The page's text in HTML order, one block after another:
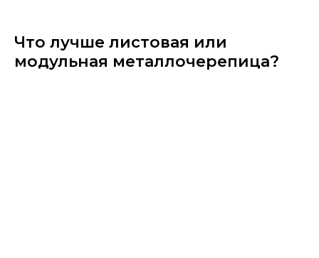
Что лучше листовая или
модульная металлочерепица?